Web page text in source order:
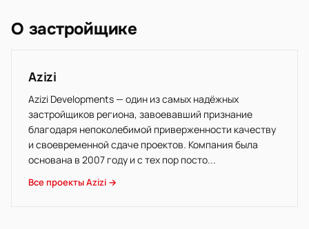
О застройщике
Azizi
Azizi Developments — один из самых надёжных
застройщиков региона, завоевавший признание
благодаря непоколебимой приверженности качеству
и своевременной сдаче проектов. Компания была
основана в 2007 году и с тех пор посто...
Все проекты Azizi →